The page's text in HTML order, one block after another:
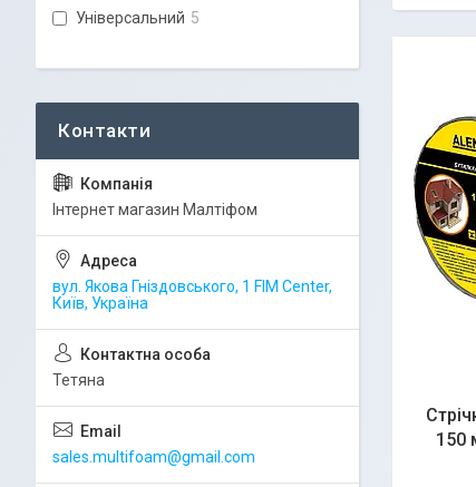
150
Універсальний 5
Інтернет магазин Малтіфом
вул. Якова Гніздовського, 1 FIM Center,
Київ, Україна
Тетяна
sales.multifoam@gmail.com